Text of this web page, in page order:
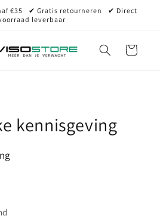
€35⠀✔ Gratis retourneren⠀✔ Direct
leverbaar
Winkelwagen
kennisgeving